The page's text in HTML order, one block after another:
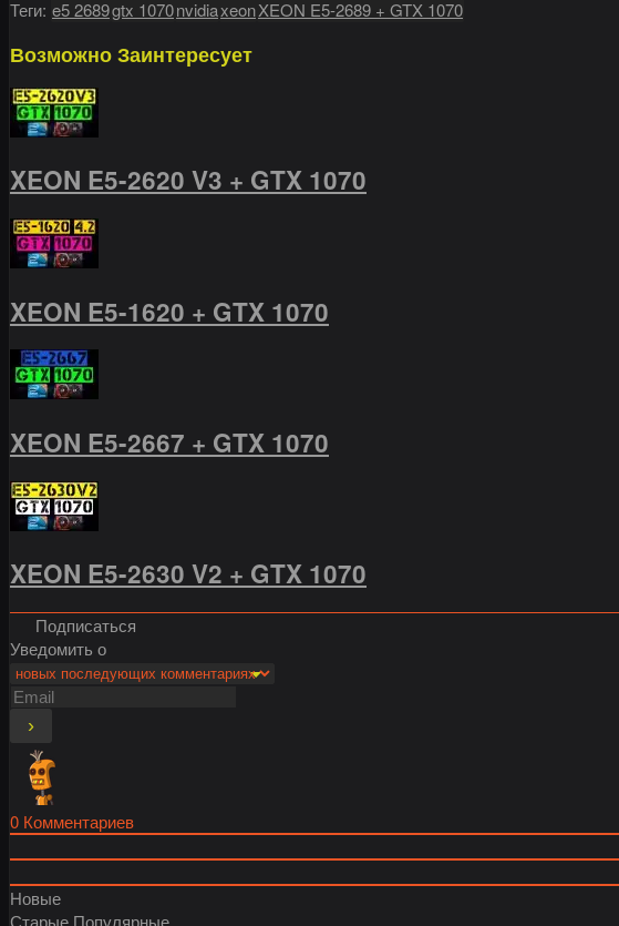
Теги: e5 2689gtx 1070nvidiaxeonXEON E5-2689 + GTX 1070
Возможно Заинтересует
XEON E5-2620 V3 + GTX 1070
XEON E5-1620 + GTX 1070
XEON E5-2667 + GTX 1070
XEON E5-2630 V2 + GTX 1070
Подписаться
Уведомить о
0 Комментариев
Новые
Старые Популярные